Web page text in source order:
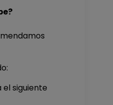
el siguiente